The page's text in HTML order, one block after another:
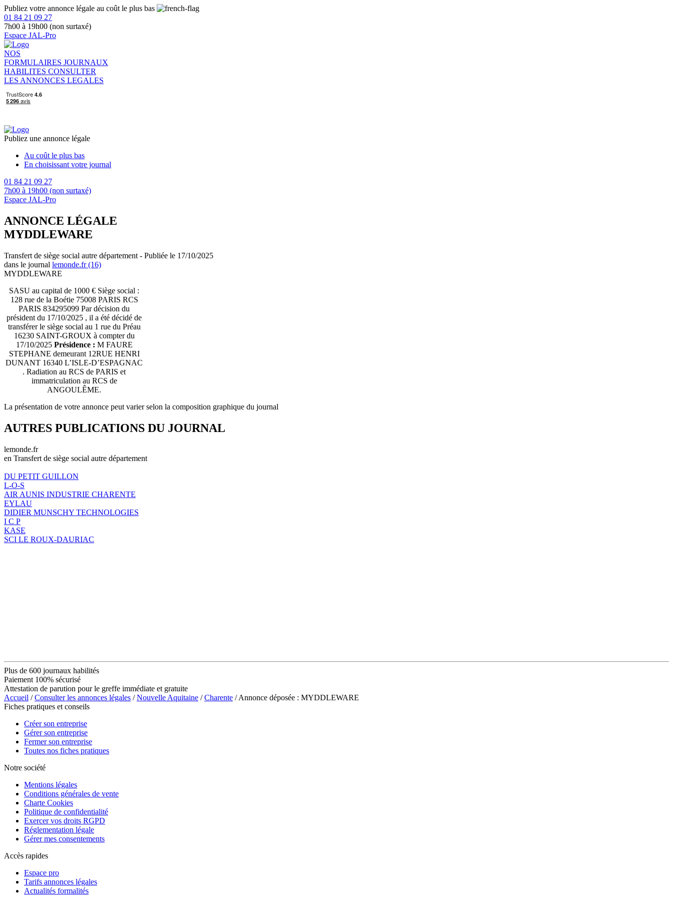
Publiez votre annonce légale au coût le plus bas
01 84 21 09 27
7h00 à 19h00 (non surtaxé)
Espace JAL-Pro
NOS
FORMULAIRES JOURNAUX
HABILITES CONSULTER
LES ANNONCES LEGALES
Publiez une annonce légale
Au coût le plus bas
En choisissant votre journal
01 84 21 09 27
7h00 à 19h00 (non surtaxé)
Espace JAL-Pro
ANNONCE LÉGALE
MYDDLEWARE
Transfert de siège social autre département - Publiée le 17/10/2025
dans le journal lemonde.fr (16)
MYDDLEWARE
SASU au capital de 1000 € Siège social :
128 rue de la Boétie 75008 PARIS RCS
PARIS 834295099 Par décision du
président du 17/10/2025 , il a été décidé de
transférer le siège social au 1 rue du Préau
16230 SAINT-GROUX à compter du
17/10/2025 Présidence : M FAURE
STEPHANE demeurant 12RUE HENRI
DUNANT 16340 L’ISLE-D’ESPAGNAC
. Radiation au RCS de PARIS et
immatriculation au RCS de
ANGOULÊME.
La présentation de votre annonce peut varier selon la composition graphique du journal
AUTRES PUBLICATIONS DU JOURNAL
lemonde.fr
en Transfert de siège social autre département
DU PETIT GUILLON
L-O-S
AIR AUNIS INDUSTRIE CHARENTE
EYLAU
DIDIER MUNSCHY TECHNOLOGIES
I C P
KASE
SCI LE ROUX-DAURIAC
Plus de 600 journaux habilités
Paiement 100% sécurisé
Attestation de parution pour le greffe immédiate et gratuite
Accueil /Consulter les annonces légales /Nouvelle Aquitaine /Charente / Annonce déposée : MYDDLEWARE
Fiches pratiques et conseils
Créer son entreprise
Gérer son entreprise
Fermer son entreprise
Toutes nos fiches pratiques
Notre société
Mentions légales
Conditions générales de vente
Charte Cookies
Politique de confidentialité
Exercer vos droits RGPD
Réglementation légale
Gérer mes consentements
Accès rapides
Espace pro
Tarifs annonces légales
Actualités formalités